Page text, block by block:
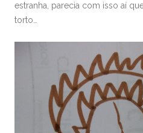
estranha, parecia com isso aí
torto…